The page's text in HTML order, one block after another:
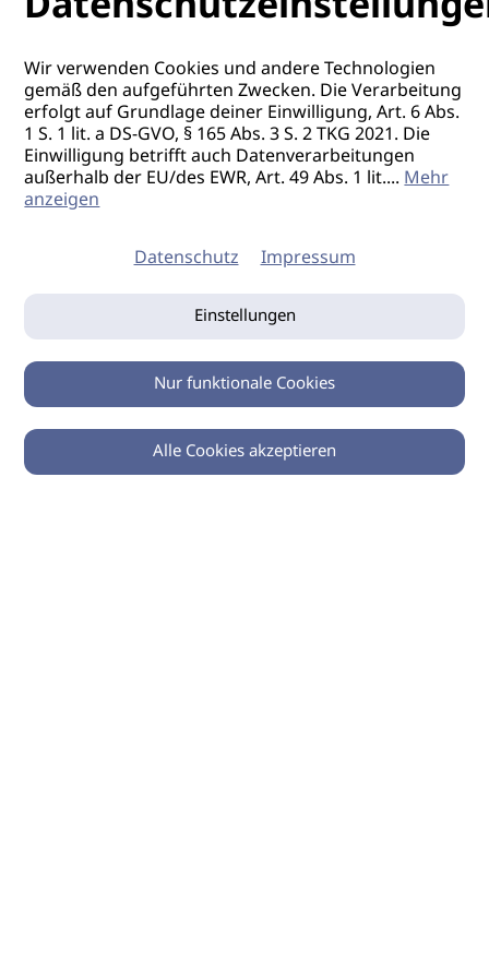
0
Wir verwenden Cookies und andere Technologien
gemäß den aufgeführten Zwecken. Die Verarbeitung
erfolgt auf Grundlage deiner Einwilligung, Art. 6 Abs.
1 S. 1 lit. a DS-GVO, § 165 Abs. 3 S. 2 TKG 2021. Die
Einwilligung betrifft auch Datenverarbeitungen
außerhalb der EU/des EWR, Art. 49 Abs. 1 lit....Mehr
anzeigen
Datenschutz Impressum
Einstellungen
Nur funktionale Cookies
Alle Cookies akzeptieren